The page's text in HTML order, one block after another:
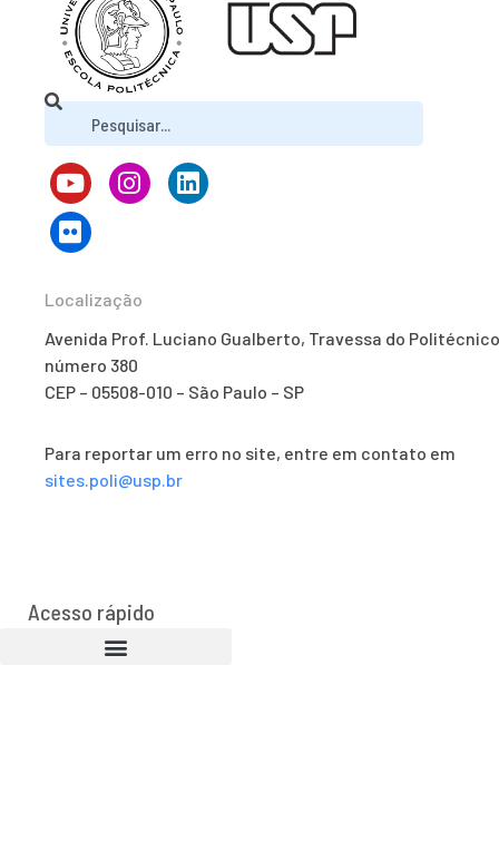
Localização
Avenida Prof. Luciano Gualberto, Travessa do
número 380
CEP – 05508-010 – São Paulo – SP
Para reportar um erro no site, entre em contato em
sites.poli@usp.br
Acesso rápido